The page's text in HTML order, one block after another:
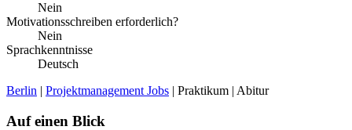
Nein
Motivationsschreiben erforderlich?
Nein
Sprachkenntnisse
Deutsch
Berlin | Projektmanagement Jobs | Praktikum | Abitur
Auf einen Blick